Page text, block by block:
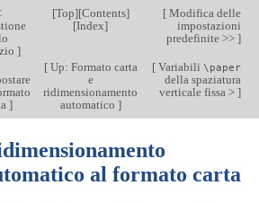
]
[Top][Contents]
[Index]
[Modifica delle
impostazioni
predefinite >> ]
]
[Up: Formato carta
e
ridimensionamento
automatico ]
[Variabili \paper
della spaziatura
verticale fissa > ]
al formato carta